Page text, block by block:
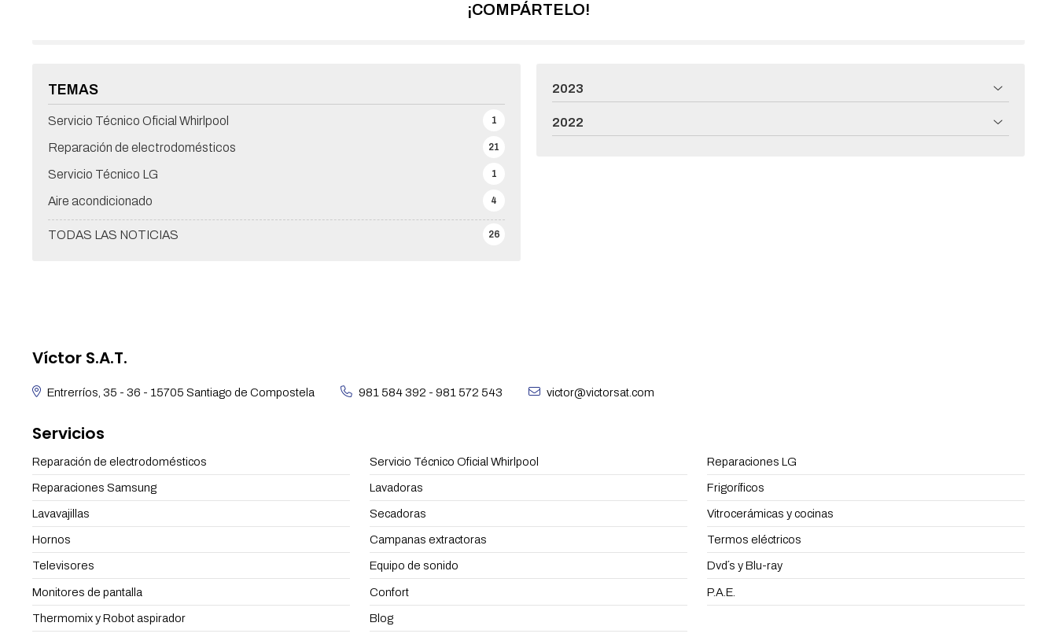
TEMAS
TODAS LAS NOTICIAS 26
Servicio Técnico Oficial Whirlpool 1
Reparación de electrodomésticos 21
Servicio Técnico LG 1
Aire acondicionado 4
¡COMPÁRTELO!
2023
2022
Víctor S.A.T.
Entrerríos, 35 - 36 - 15705 Santiago de Compostela 981 584 392 - 981 572 543 victor@victorsat.com
Servicios
Reparación de electrodomésticos Servicio Técnico Oficial Whirlpool Reparaciones LG
Reparaciones Samsung Lavadoras Frigoríficos
Lavavajillas Secadoras Vitrocerámicas y cocinas
Hornos Campanas extractoras Termos eléctricos
Televisores Equipo de sonido Dvd´s y Blu-ray
Monitores de pantalla Confort P.A.E.
Thermomix y Robot aspirador Blog